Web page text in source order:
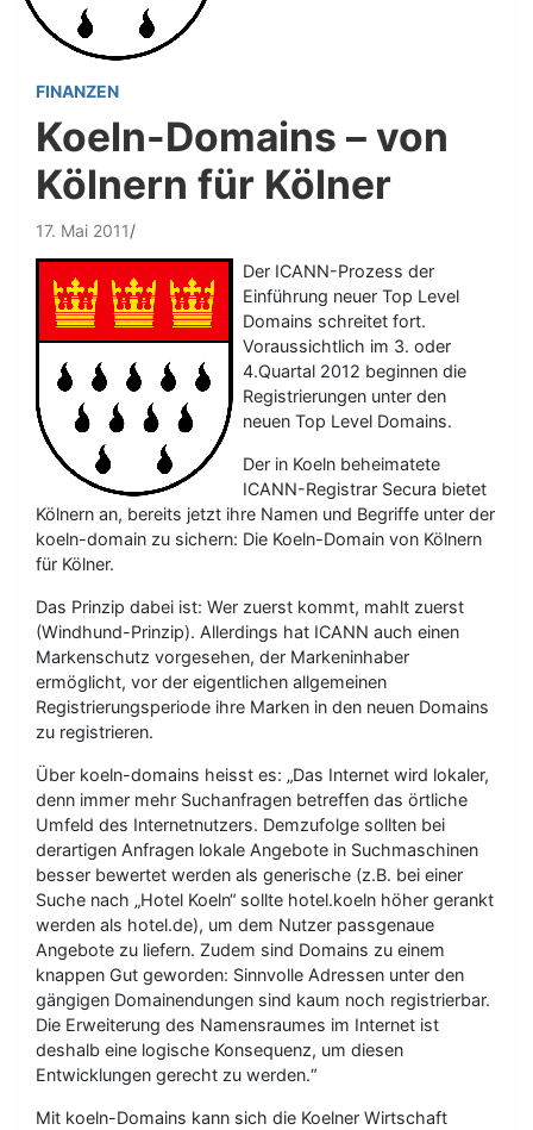
FINANZEN
Koeln-Domains – von
Kölnern für Kölner
17. Mai 2011
Der ICANN-Prozess der
Einführung neuer Top Level
Domains schreitet fort.
Voraussichtlich im 3. oder
4.Quartal 2012 beginnen die
Registrierungen unter den
neuen Top Level Domains.
Der in Koeln beheimatete
ICANN-Registrar Secura bietet
Kölnern an, bereits jetzt ihre Namen und Begriffe unter der
koeln-domain zu sichern: Die Koeln-Domain von Kölnern
für Kölner.
Das Prinzip dabei ist: Wer zuerst kommt, mahlt zuerst
(Windhund-Prinzip). Allerdings hat ICANN auch einen
Markenschutz vorgesehen, der Markeninhaber
ermöglicht, vor der eigentlichen allgemeinen
Registrierungsperiode ihre Marken in den neuen Domains
zu registrieren.
Über koeln-domains heisst es: „Das Internet wird lokaler,
denn immer mehr Suchanfragen betreffen das örtliche
Umfeld des Internetnutzers. Demzufolge sollten bei
derartigen Anfragen lokale Angebote in Suchmaschinen
besser bewertet werden als generische (z.B. bei einer
Suche nach „Hotel Koeln“ sollte hotel.koeln höher gerankt
werden als hotel.de), um dem Nutzer passgenaue
Angebote zu liefern. Zudem sind Domains zu einem
knappen Gut geworden: Sinnvolle Adressen unter den
gängigen Domainendungen sind kaum noch registrierbar.
Die Erweiterung des Namensraumes im Internet ist
deshalb eine logische Konsequenz, um diesen
Entwicklungen gerecht zu werden.“
Mit koeln-Domains kann sich die Koelner Wirtschaft